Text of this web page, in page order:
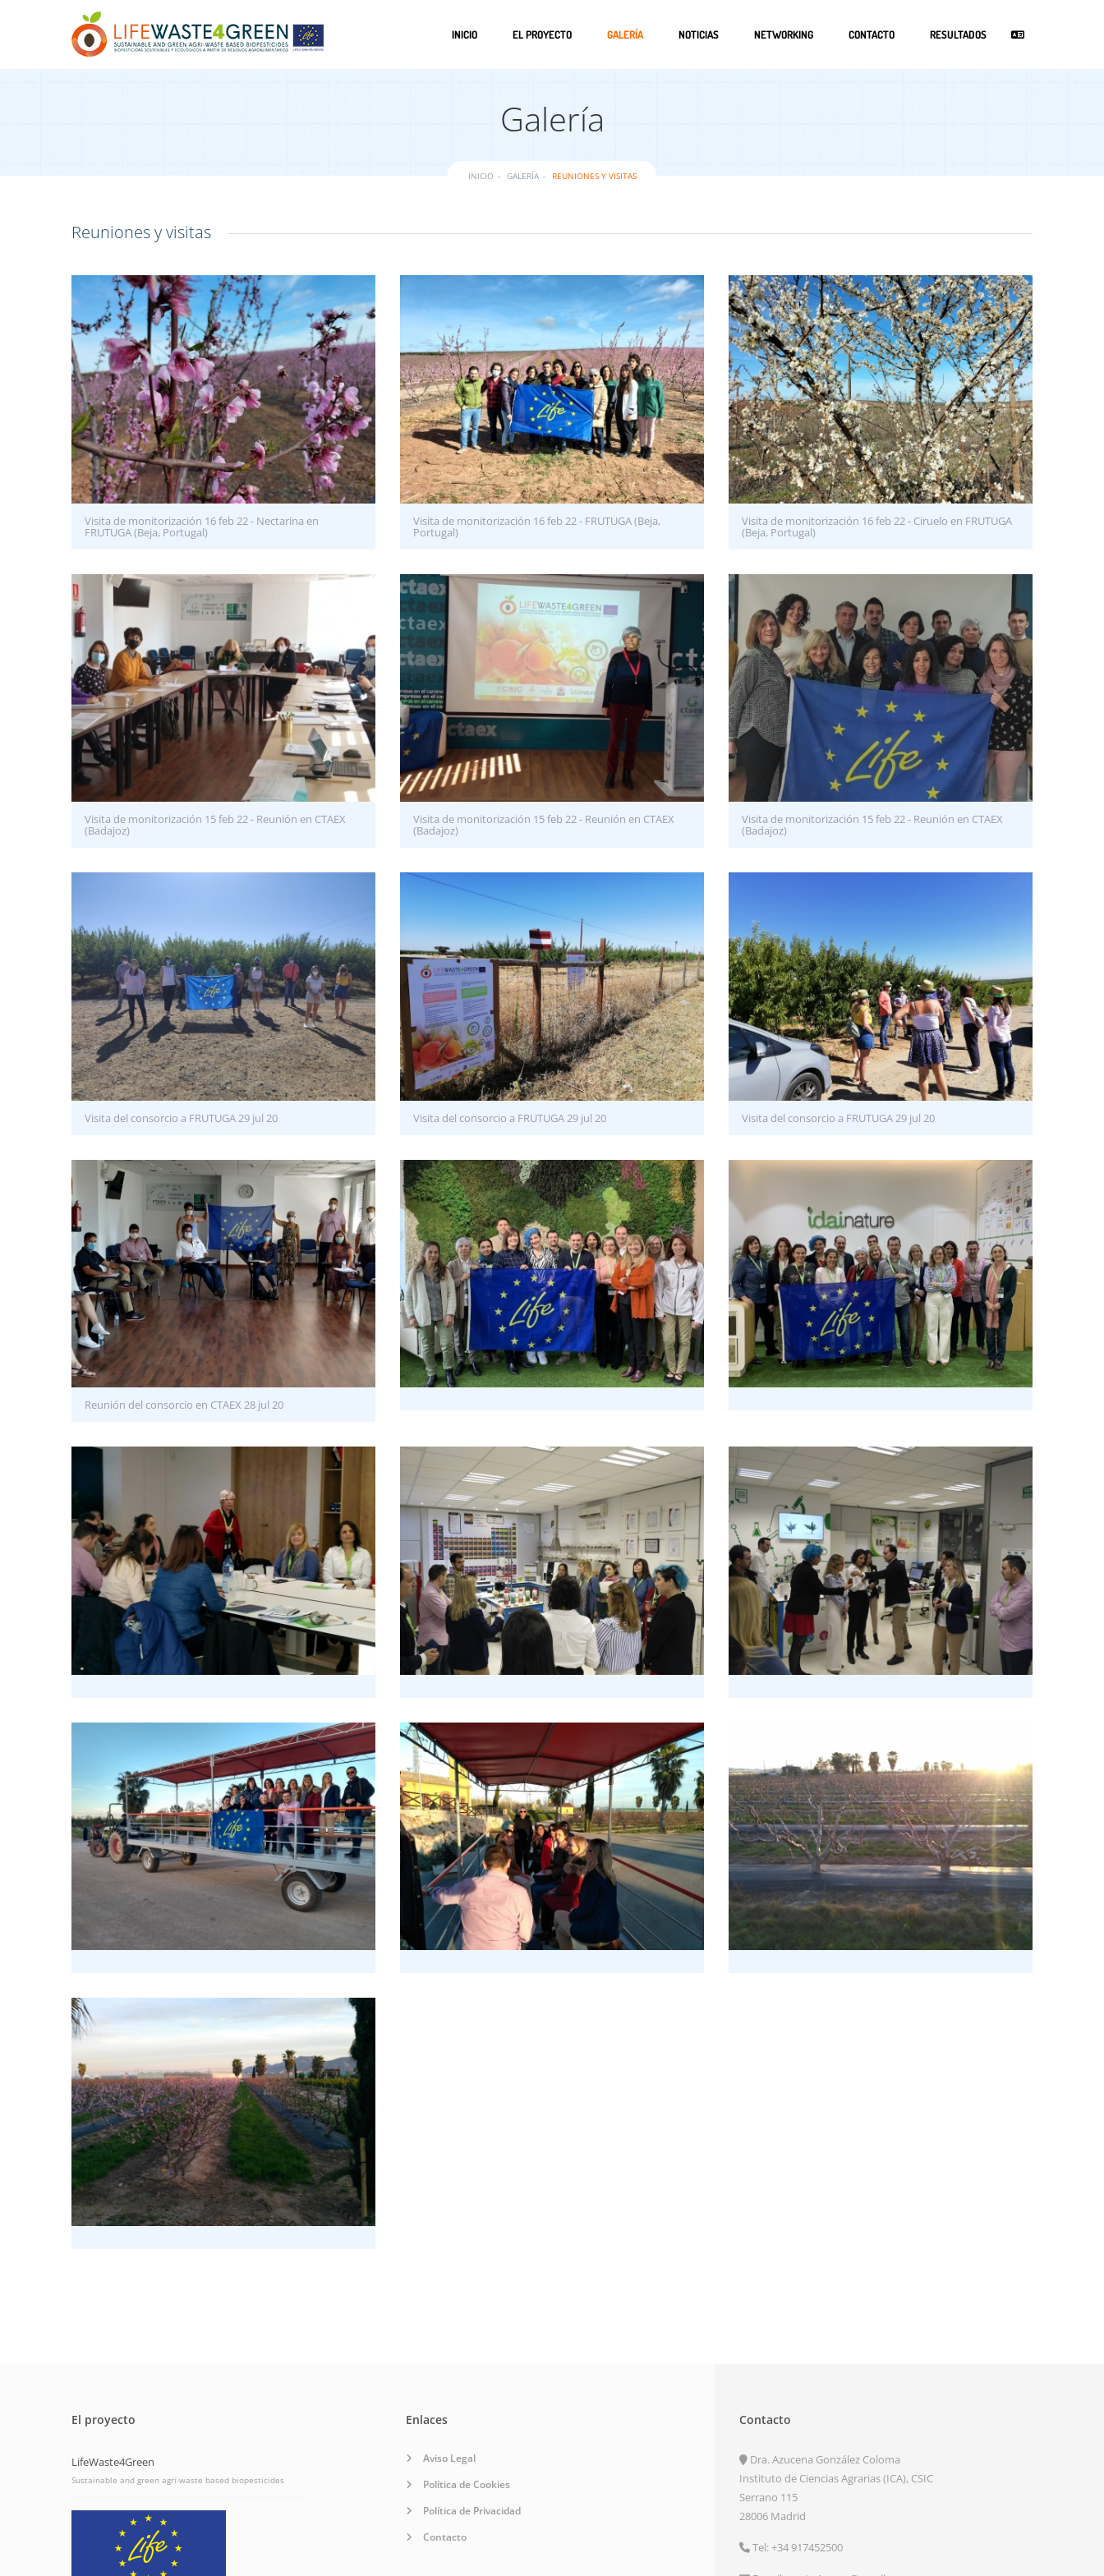
INICIO EL PROYECTO GALERÍA NOTICIAS NETWORKING CONTACTO RESULTADOS
Galería
INICIO GALERÍA REUNIONES Y VISITAS
Reuniones y visitas
Visita de monitorización 16 feb 22 - Nectarina en
FRUTUGA (Beja, Portugal)
Visita de monitorización 16 feb 22 - FRUTUGA (Beja,
Portugal)
Visita de monitorización 16 feb 22 - Ciruelo en FRUTUGA
(Beja, Portugal)
Visita de monitorización 15 feb 22 - Reunión en CTAEX
(Badajoz)
Visita de monitorización 15 feb 22 - Reunión en CTAEX
(Badajoz)
Visita de monitorización 15 feb 22 - Reunión en CTAEX
(Badajoz)
Visita del consorcio a FRUTUGA 29 jul 20 Visita del consorcio a FRUTUGA 29 jul 20 Visita del consorcio a FRUTUGA 29 jul 20
Reunión del consorcio en CTAEX 28 jul 20
El proyecto
LifeWaste4Green
Sustainable and green agri-waste based biopesticides
Enlaces
Aviso Legal
Política de Cookies
Política de Privacidad
Contacto
Contacto
Dra. Azucena González Coloma
Instituto de Ciencias Agrarias (ICA), CSIC
Serrano 115
28006 Madrid
Tel: +34 917452500